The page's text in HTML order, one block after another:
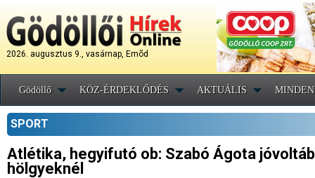
2026. augusztus 9., vasárnap, Emõd
Gödöllő KÖZ-ÉRDEKLŐDÉS AKTUÁLIS
SPORT
Atlétika, hegyifutó ob: Szabó Ágota
hölgyeknél